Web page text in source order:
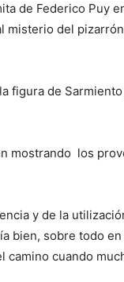
de Federico Puy
del
figura de
mostrando los
y de la
bien, sobre todo
cuando